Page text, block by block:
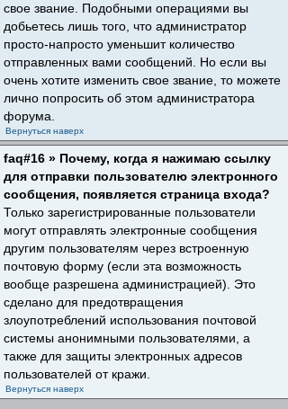
свое звание. Подобными операциями вы
добьетесь лишь того, что администратор
просто-напросто уменьшит количество
отправленных вами сообщений. Но если вы
очень хотите изменить свое звание, то можете
лично попросить об этом администратора
форума.
Вернуться наверх
faq#16 » Почему, когда я нажимаю ссылку
для отправки пользователю электронного
сообщения, появляется страница входа?
Только зарегистрированные пользователи
могут отправлять электронные сообщения
другим пользователям через встроенную
почтовую форму (если эта возможность
вообще разрешена администрацией). Это
сделано для предотвращения
злоупотреблений использования почтовой
системы анонимными пользователями, а
также для защиты электронных адресов
пользователей от кражи.
Вернуться наверх